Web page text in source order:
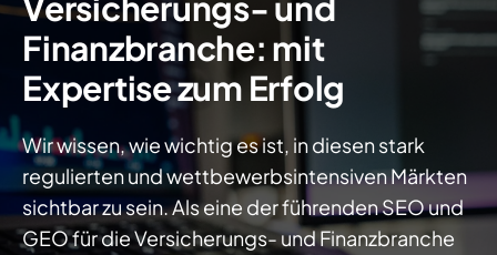
Finanzbranche: mit
Expertise zum Erfolg
Wir wissen, wie wichtig es ist, in diesen stark
regulierten und wettbewerbsintensiven Märkten
sichtbar zu sein. Als eine der führenden SEO und
GEO für die Versicherungs- und Finanzbranche